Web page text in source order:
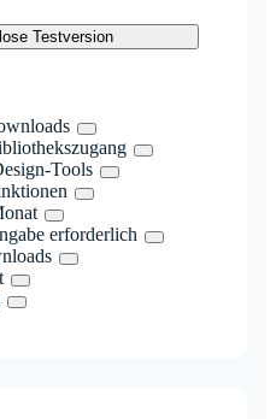
Testversion
Tools
erforderlich